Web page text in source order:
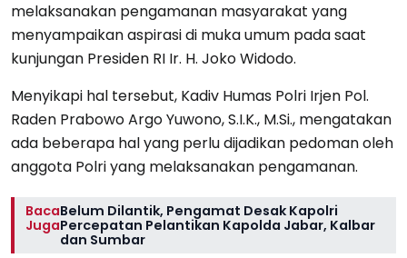
melaksanakan pengamanan masyarakat yang
menyampaikan aspirasi di muka umum pada saat
kunjungan Presiden RI Ir. H. Joko Widodo.
Menyikapi hal tersebut, Kadiv Humas Polri Irjen Pol.
Raden Prabowo Argo Yuwono, S.I.K., M.Si., mengatakan
ada beberapa hal yang perlu dijadikan pedoman oleh
anggota Polri yang melaksanakan pengamanan.
Baca
Juga
Belum Dilantik, Pengamat Desak Kapolri
Percepatan Pelantikan Kapolda Jabar, Kalbar
dan Sumbar